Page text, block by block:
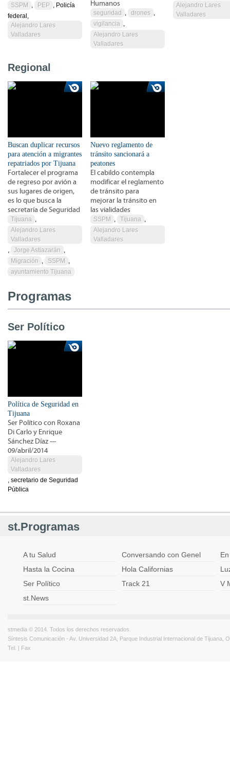
SSPM , PEP , Policía
federal,
Alejandro Lares
Valladares
Humanos
seguridad , drones ,
vigilancia ,
Alejandro Lares
Valladares
Alejandro Lares
Valladares
Regional
Buscan duplicar recursos
para atención a migrantes
repatriados por Tijuana
Fortalecer el programa
de regreso por avión a
sus lugares de origen,
es lo que busca la
secretaría de Seguridad
Tijuana ,
Alejandro Lares
Valladares
,
Jorge Astiazarán ,
Migración , SSPM
,
ayuntamiento Tijuana
Nuevo reglamento de
tránsito sancionará a
peatones
El cabildo contempla
modificar el reglamento
de tránsito para
mejorar la tránsito en
las vialidades
SSPM , Tijuana ,
Alejandro Lares
Valladares
Programas
Ser Político
Política de Seguridad en
Tijuana
Ser Político con Roxana
Di Carlo y Enrique
Sánchez Díaz ---
09/abril/2014
Alejandro Lares
Valladares
, secretario de Seguridad
Pública
st.Programas
A tu Salud Conversando con Genel
Hasta la Cocina
Hola Californias
Ser Político
Track 21
V
st.News
stmedia © 2014. Todos los derechos reservados.
Síntesis Comunicación - Av. Universidad 2A, Parque Industrial Internacional de Tijuana,
Tel. | Fax